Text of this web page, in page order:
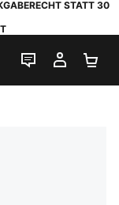
STATT 30
LIVE-CHAT
MEIN